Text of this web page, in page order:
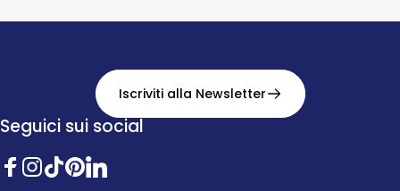
Iscriviti alla Newsletter
Seguici sui social